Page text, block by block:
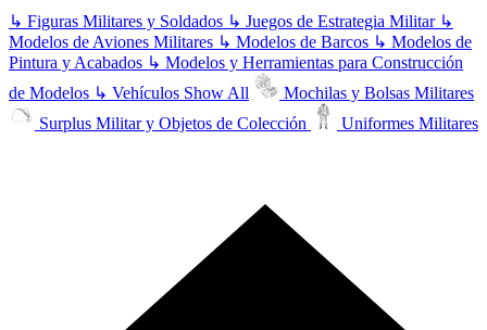
↳ Figuras Militares y Soldados ↳ Juegos de Estrategia Militar ↳
Modelos de Aviones Militares ↳ Modelos de Barcos ↳ Modelos de
Pintura y Acabados ↳ Modelos y Herramientas para Construcción
de Modelos ↳ Vehículos Show All
Mochilas y Bolsas Militares
Surplus Militar y Objetos de Colección
Uniformes Militares